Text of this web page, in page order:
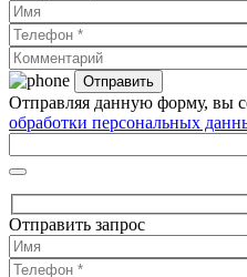
Отправляя данную форму, вы
обработки персональных
Отправить запрос